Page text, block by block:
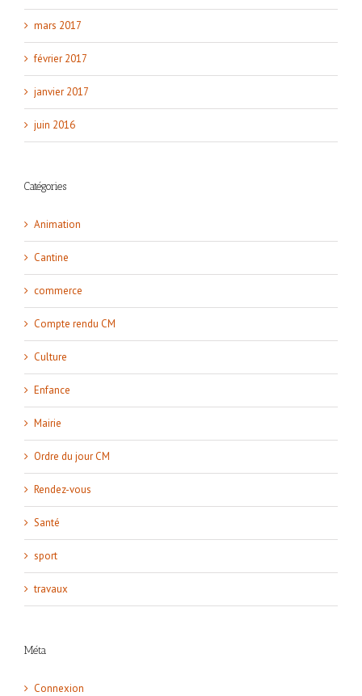
mars 2017
février 2017
janvier 2017
juin 2016
Catégories
Animation
Cantine
commerce
Compte rendu CM
Culture
Enfance
Mairie
Ordre du jour CM
Rendez-vous
Santé
sport
travaux
Méta
Connexion